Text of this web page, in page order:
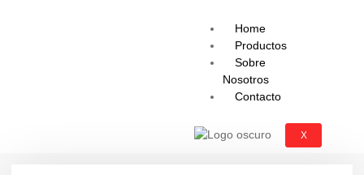
Home
Productos
Sobre
Nosotros
Contacto
X